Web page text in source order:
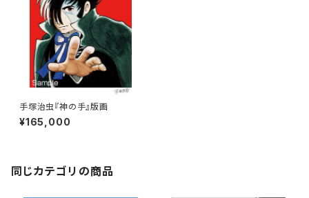
手塚治虫『神の手』版画
¥165,000
同じカテゴリの商品